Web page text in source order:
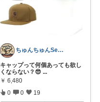
ちゅんちゅんSelect
キャップって何個あっても欲し
くならない？😎 ...
￥ 6,480
0 0 19